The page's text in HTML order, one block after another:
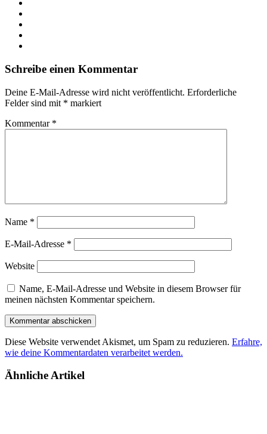
Schreibe einen Kommentar
Deine E-Mail-Adresse wird nicht veröffentlicht. Erforderliche
Felder sind mit * markiert
Kommentar *
Name *
E-Mail-Adresse *
Website
Name, E-Mail-Adresse und Website in diesem Browser für
meinen nächsten Kommentar speichern.
Diese Website verwendet Akismet, um Spam zu reduzieren. Erfahre,
wie deine Kommentardaten verarbeitet werden.
Ähnliche Artikel